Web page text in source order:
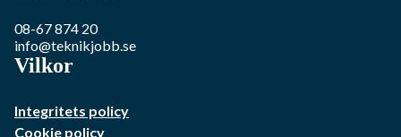
08-67 874 20
info@teknikjobb.se
Vilkor
Integritets policy
Cookie policy